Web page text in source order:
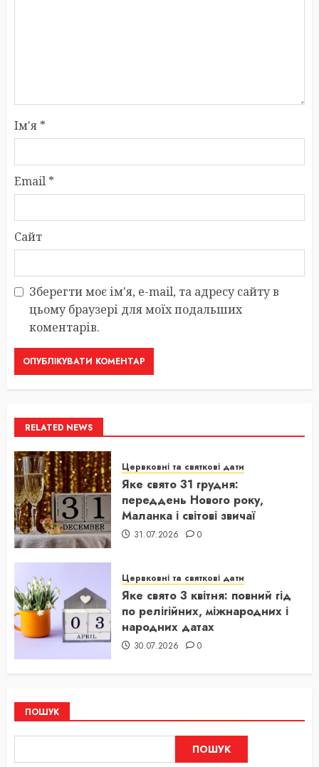
Ім'я *
Email *
Сайт
Зберегти моє ім'я, e-mail, та адресу сайту в
цьому браузері для моїх подальших
коментарів.
RELATED NEWS
Цервковні та святкові дати
Яке свято 31 грудня:
переддень Нового року,
Маланка і світові звичаї
31.07.2026 0
Цервковні та святкові дати
Яке свято 3 квітня: повний гід
по релігійних, міжнародних і
народних датах
30.07.2026 0
ПОШУК
ПОШУК